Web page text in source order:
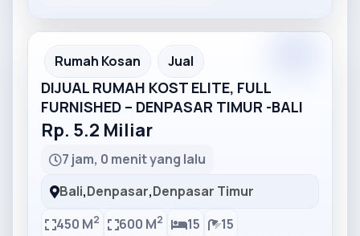
Partner Ad
Rumah Kosan Jual
DIJUAL RUMAH KOST ELITE, FULL
FURNISHED – DENPASAR TIMUR -BALI
Rp. 5.2 Miliar
7 jam, 0 menit yang lalu
Bali,Denpasar,Denpasar Timur
450 M2 600 M2 15 15